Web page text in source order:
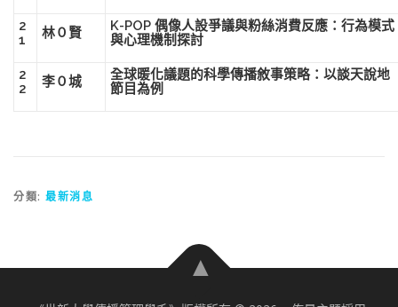
2
1
林０賢
K-POP 偶像人設爭議與粉絲消費反應：行為模式
與心理機制探討
2
2
李０城
全球暖化議題的科學傳播敘事策略：以談天說地
節目為例
分類: 最新消息